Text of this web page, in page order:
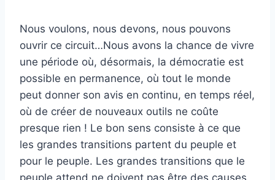
Nous voulons, nous devons, nous pouvons
ouvrir ce circuit…Nous avons la chance de vivre
une période où, désormais, la démocratie est
possible en permanence, où tout le monde
peut donner son avis en continu, en temps réel,
où de créer de nouveaux outils ne coûte
presque rien ! Le bon sens consiste à ce que
les grandes transitions partent du peuple et
pour le peuple. Les grandes transitions que le